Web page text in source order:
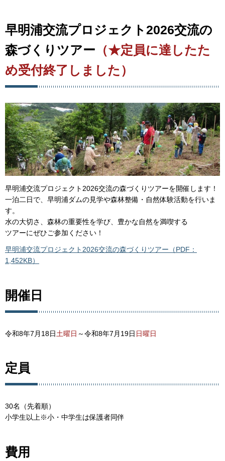
早明浦交流プロジェクト2026交流の
森づくりツアー （★定員に達したた
め受付終了しました）
早明浦交流プロジェクト2026交流の森づくりツアーを開催します！
一泊二日で、早明浦ダムの見学や森林整備・自然体験活動を行いま
す。
水の大切さ、森林の重要性を学び、豊かな自然を満喫する
ツアーにぜひご参加ください！
早明浦交流プロジェクト2026交流の森づくりツアー（PDF：
1,452KB）
開催日
令和8年7月18日土曜日 ～令和8年7月19日 日曜日
定員
30名（先着順）
小学生以上※小・中学生は保護者同伴
費用